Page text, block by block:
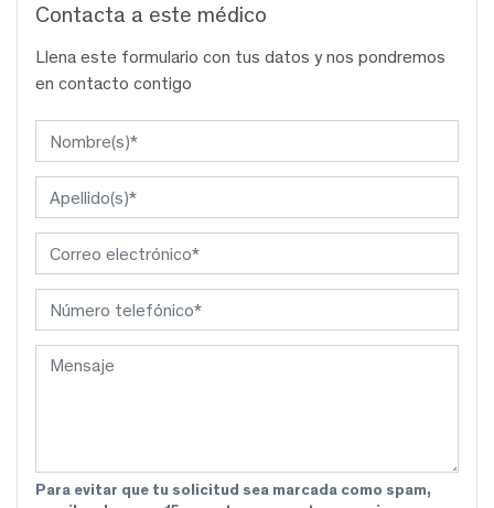
Contacta a este médico
Llena este formulario con tus datos y nos pondremos
en contacto contigo
Para evitar que tu solicitud sea marcada como spam,